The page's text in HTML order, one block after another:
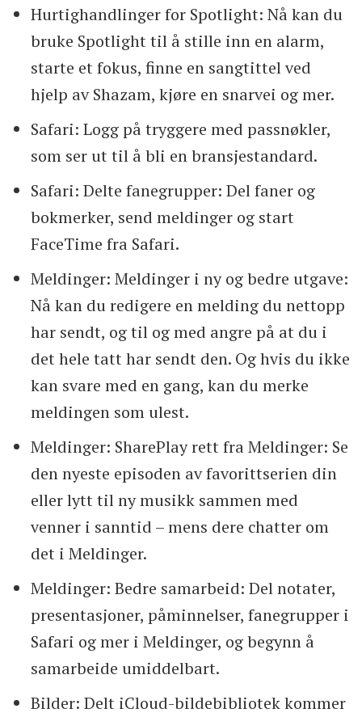
Hurtighandlinger for Spotlight: Nå kan du
bruke Spotlight til å stille inn en alarm,
starte et fokus, finne en sangtittel ved
hjelp av Shazam, kjøre en snarvei og mer.
Safari: Logg på tryggere med passnøkler,
som ser ut til å bli en bransjestandard.
Safari: Delte fanegrupper: Del faner og
bokmerker, send meldinger og start
FaceTime fra Safari.
Meldinger: Meldinger i ny og bedre utgave:
Nå kan du redigere en melding du nettopp
har sendt, og til og med angre på at du i
det hele tatt har sendt den. Og hvis du ikke
kan svare med en gang, kan du merke
meldingen som ulest.
Meldinger: SharePlay rett fra Meldinger: Se
den nyeste episoden av favorittserien din
eller lytt til ny musikk sammen med
venner i sanntid – mens dere chatter om
det i Meldinger.
Meldinger: Bedre samarbeid: Del notater,
presentasjoner, påminnelser, fanegrupper i
Safari og mer i Meldinger, og begynn å
samarbeide umiddelbart.
Bilder: Delt iCloud-bildebibliotek kommer